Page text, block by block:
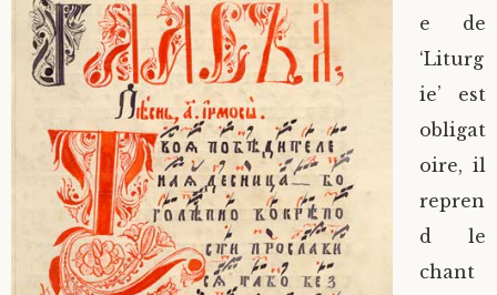
e de
‘Liturg
ie’ est
obligat
oire, il
repren
d le
chant